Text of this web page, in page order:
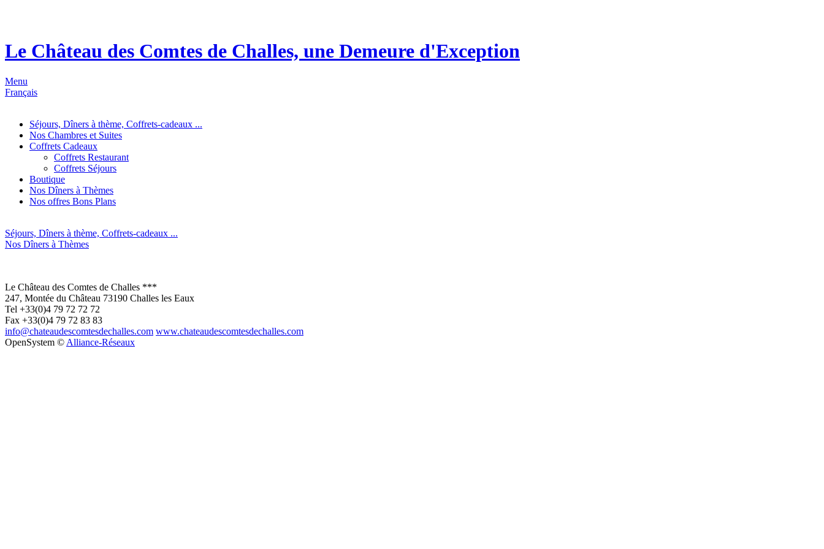
Le Château des Comtes de Challes, une Demeure d'Exception
Menu
Français
Séjours, Dîners à thème, Coffrets-cadeaux ...
Nos Chambres et Suites
Coffrets Cadeaux
Coffrets Restaurant
Coffrets Séjours
Boutique
Nos Dîners à Thèmes
Nos offres Bons Plans
Séjours, Dîners à thème, Coffrets-cadeaux ...
Nos Dîners à Thèmes
Le Château des Comtes de Challes ***
247, Montée du Château 73190 Challes les Eaux
Tel +33(0)4 79 72 72 72
Fax +33(0)4 79 72 83 83
info@chateaudescomtesdechalles.com www.chateaudescomtesdechalles.com
OpenSystem © Alliance-Réseaux